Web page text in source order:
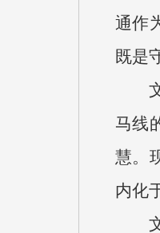
通作
既是
马线
慧。
内化